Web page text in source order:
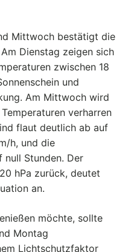
Mittwoch bestätigt die
Dienstag zeigen sich
zwischen 18
und
Am Mittwoch wird
verharren
flaut deutlich ab auf
h, und die
null Stunden. Der
hPa zurück, deutet
an.
möchte, sollte
Montag
Lichtschutzfaktor